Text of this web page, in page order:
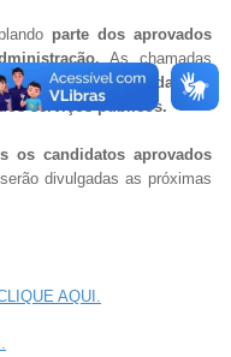
parte dos aprovados
As chamadas
conforme demanda das
serviços públicos.
os candidatos aprovados
divulgadas as próximas
AQUI.